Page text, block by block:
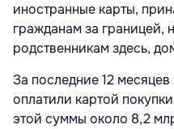
иностранные карты,
гражданам за границей,
родственникам здесь,
За последние 12
оплатили картой
этой суммы около 8,2